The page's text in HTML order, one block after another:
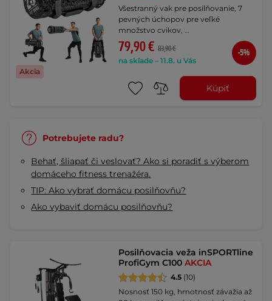
Akcia
Všestranný vak pre posilňovanie, 7
pevných úchopov pre veľké
množstvo cvikov, …
79,90 € 83,90 €
na sklade – 11.8. u Vás
-5%
Kúpiť
Potrebujete radu?
Behať, šliapať či veslovať? Ako si poradiť s výberom
domáceho fitness trenažéra.
TIP: Ako vybrať domácu posilňovňu?
Ako vybaviť domácu posilňovňu?
Posilňovacia veža inSPORTline
ProfiGym C100AKCIA
4.5 (10)
Nosnosť 150 kg, hmotnosť závažia až